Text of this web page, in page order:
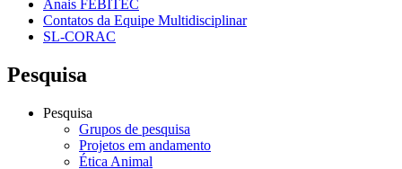
Anais FEBITEC
Contatos da Equipe Multidisciplinar
SL-CORAC
Pesquisa
Pesquisa
Grupos de pesquisa
Projetos em andamento
Ética Animal